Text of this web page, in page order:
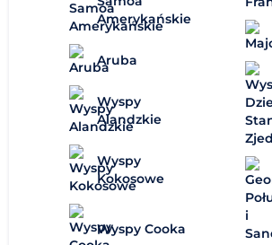
Amerykańskie
Aruba
Wyspy
Alandzkie
Wyspy
Kokosowe
Wyspy Cooka